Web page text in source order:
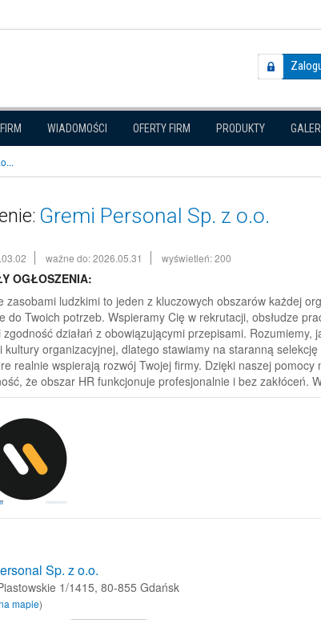
WIADOMOŚCI OFERTY FIRM PRODUKTY
Gremi Personal Sp. z o.o.
ważne do: 2026.05.31 wyświetleń: 200
OGŁOSZENIA:
zasobami ludzkimi to jeden z kluczowych obszarów każdej
do Twoich potrzeb. Wspieramy Cię w rekrutacji, obsłudze
działań z obowiązującymi przepisami.
kultury organizacyjnej, dlatego stawiamy na staranną
realnie wspierają rozwój Twojej firmy. Dzięki naszej
że obszar HR funkcjonuje profesjonalnie i bez zakłóceń.
Sp. z o.o.
1/1415, 80-855 Gdańsk
mapie)